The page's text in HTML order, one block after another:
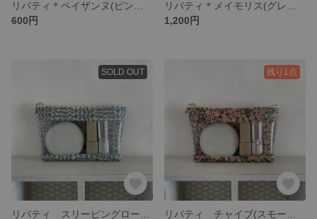
600円
1,200円
SOLD OUT 残り1点